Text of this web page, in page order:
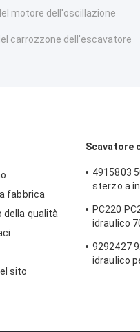
motore dell'oscillazione
carrozzone dell'escavatore
fabbrica
della qualità
sito
Scavatore
4915803
sterzo a
PC220
idraulico
9292427
idraulico